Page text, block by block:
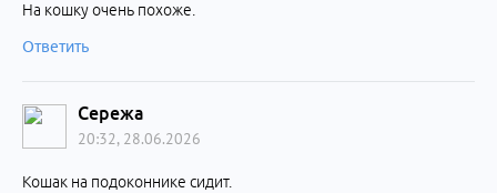
На кошку очень похоже.
Ответить
Сережа
20:32, 28.06.2026
Кошак на подоконнике сидит.